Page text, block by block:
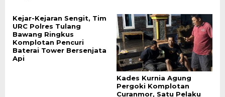
Kejar-Kejaran Sengit, Tim
URC Polres Tulang
Bawang Ringkus
Komplotan Pencuri
Baterai Tower Bersenjata
Api
Kades Kurnia Agung
Pergoki Komplotan
Curanmor, Satu Pelaku